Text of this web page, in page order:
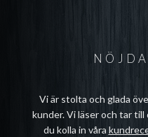
Vi är stolta och glada
kunder. Vi läser och tar till
du kolla in våra